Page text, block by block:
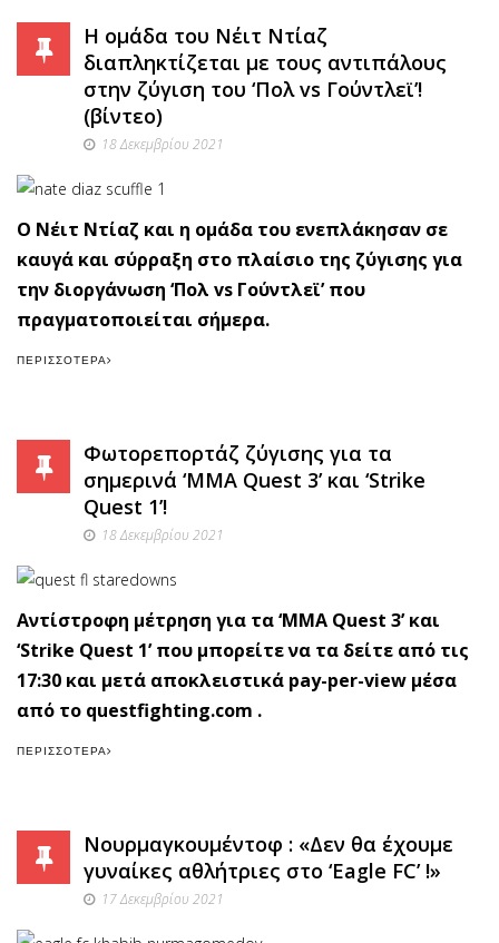
Η ομάδα του Νέιτ Ντίαζ
διαπληκτίζεται με τους αντιπάλους
στην ζύγιση του ‘Πολ vs Γούντλεϊ’!
(βίντεο)
18 Δεκεμβρίου 2021
Ο Νέιτ Ντίαζ και η ομάδα του ενεπλάκησαν σε
καυγά και σύρραξη στο πλαίσιο της ζύγισης για
την διοργάνωση ‘Πολ vs Γούντλεϊ’ που
πραγματοποιείται σήμερα.
ΠΕΡΙΣΣΌΤΕΡΑ
Φωτορεπορτάζ ζύγισης για τα
σημερινά ‘MMA Quest 3’ και ‘Strike
Quest 1’!
18 Δεκεμβρίου 2021
Αντίστροφη μέτρηση για τα ‘MMA Quest 3’ και
‘Strike Quest 1’ που μπορείτε να τα δείτε από τις
17:30 και μετά αποκλειστικά pay-per-view μέσα
από το questfighting.com .
ΠΕΡΙΣΣΌΤΕΡΑ
Νουρμαγκουμέντοφ : «Δεν θα έχουμε
γυναίκες αθλήτριες στο ‘Eagle FC’ !»
17 Δεκεμβρίου 2021